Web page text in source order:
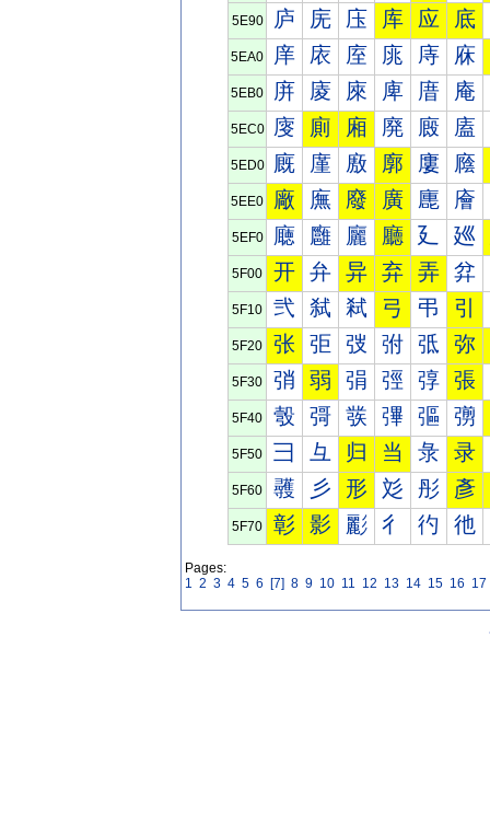
5E90 庐 庑 庒 库 应 底
5EA0 庠 庡 庢 庣 庤 庥
5EB0 庰 庱 庲 庳 庴 庵
5EC0 廀 廁 廂 廃 廄 廅
5ED0 廐 廑 廒 廓 廔 廕
5EE0 廠 廡 廢 廣 廤 廥
5EF0 廰 廱 廲 廳 廴 廵
5F00 开 弁 异 弃 弄 弅
5F10 弐 弑 弒 弓 弔 引
5F20 张 弡 弢 弣 弤 弥
5F30 弰 弱 弲 弳 弴 張
5F40 彀 彁 彂 彃 彄 彅
5F50 彐 彑 归 当 彔 录
5F60 彠 彡 形 彣 彤 彥
5F70 彰 影 彲 彳 彴 彵
Pages:
1 2 3 4 5 6 [7] 8 9 10 11 12 13 14 15 16 17